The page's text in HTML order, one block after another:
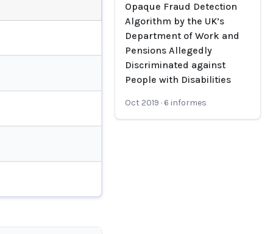
Opaque Fraud Detection
Algorithm by the UK’s
Department of Work and
Pensions Allegedly
Discriminated against
People with Disabilities
Oct 2019 · 6 informes